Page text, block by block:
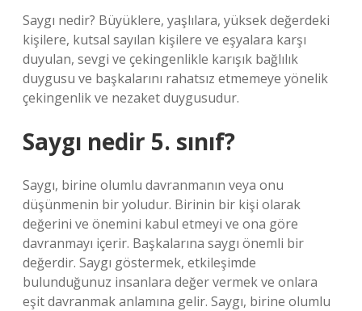
Saygı nedir? Büyüklere, yaşlılara, yüksek değerdeki
kişilere, kutsal sayılan kişilere ve eşyalara karşı
duyulan, sevgi ve çekingenlikle karışık bağlılık
duygusu ve başkalarını rahatsız etmemeye yönelik
çekingenlik ve nezaket duygusudur.
Saygı nedir 5. sınıf?
Saygı, birine olumlu davranmanın veya onu
düşünmenin bir yoludur. Birinin bir kişi olarak
değerini ve önemini kabul etmeyi ve ona göre
davranmayı içerir. Başkalarına saygı önemli bir
değerdir. Saygı göstermek, etkileşimde
bulunduğunuz insanlara değer vermek ve onlara
eşit davranmak anlamına gelir. Saygı, birine olumlu